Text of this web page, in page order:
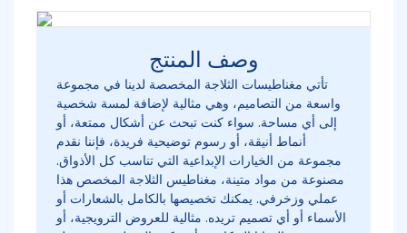
وصف المنتج
تأتي مغناطيسات الثلاجة المخصصة لدينا في مجموعة
واسعة من التصاميم، وهي مثالية لإضافة لمسة شخصية
إلى أي مساحة. سواء كنت تبحث عن أشكال ممتعة، أو
أنماط أنيقة، أو رسوم توضيحية فريدة، فإننا نقدم
مجموعة من الخيارات الإبداعية التي تناسب كل الأذواق.
مصنوعة من مواد متينة، مغناطيس الثلاجة المخصص هذا
عملي وزخرفي. يمكنك تخصيصها بالكامل بالشعارات أو
الأسماء أو أي تصميم تريده. مثالية للعروض الترويجية، أو